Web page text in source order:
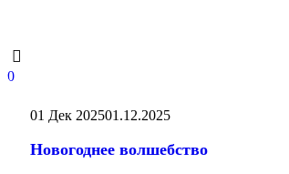
0
01 Дек 202501.12.2025
Новогоднее волшебство